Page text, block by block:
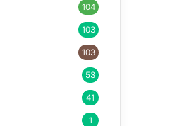
104
103
103
53
41
1